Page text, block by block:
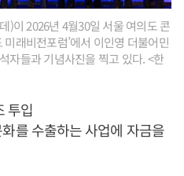
)이 2026년 4월30일 서울 여의도 콘
래비전포럼’에서 이인영 더불어민
자들과 기념사진을 찍고 있다. <한
투입
를 수출하는 사업에 자금을